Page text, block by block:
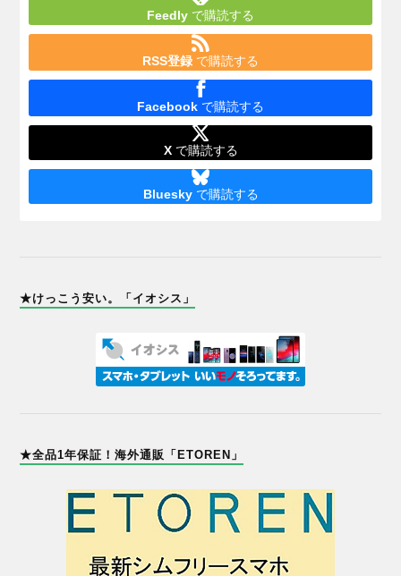
Feedly で購読する
RSS登録 で購読する
Facebook で購読する
Xで購読する
Blueskyで購読する
★けっこう安い。「イオシス」
★全品1年保証！海外通販「ETOREN」